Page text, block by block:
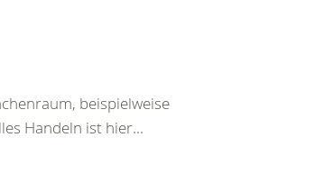
beispielweise
Handeln ist hier...